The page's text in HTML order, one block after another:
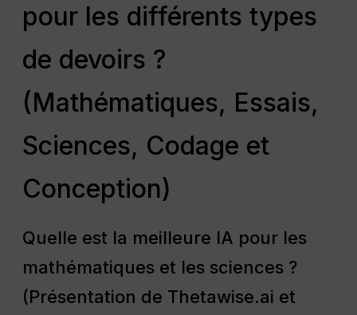
pour les différents types
de devoirs ?
(Mathématiques, Essais,
Sciences, Codage et
Conception)
Quelle est la meilleure IA pour les
mathématiques et les sciences ?
(Présentation de Thetawise.ai et